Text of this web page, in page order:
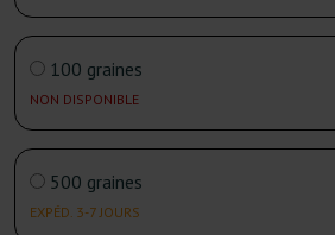
100 graines
NON DISPONIBLE
500 graines
EXPÉD. 3-7 JOURS